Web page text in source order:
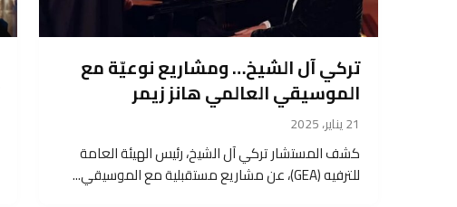
تركي آل الشيخ… ومشاريع نوعيّة مع
الموسيقي العالمي هانز زيمر
21 يناير، 2025
كشف المستشار تركي آل الشيخ، رئيس الهيئة العامة
للترفيه (GEA)، عن مشاريع مستقبلية مع الموسيقي...